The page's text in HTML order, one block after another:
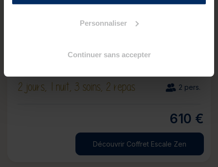
Personnaliser
Continuer sans accepter
Besoin d’échapper à la routine du quotidien et de
2 jours, 1 nuit, 3 soins, 2 repas 2 pers.
610 €
Découvrir Coffret Escale Zen